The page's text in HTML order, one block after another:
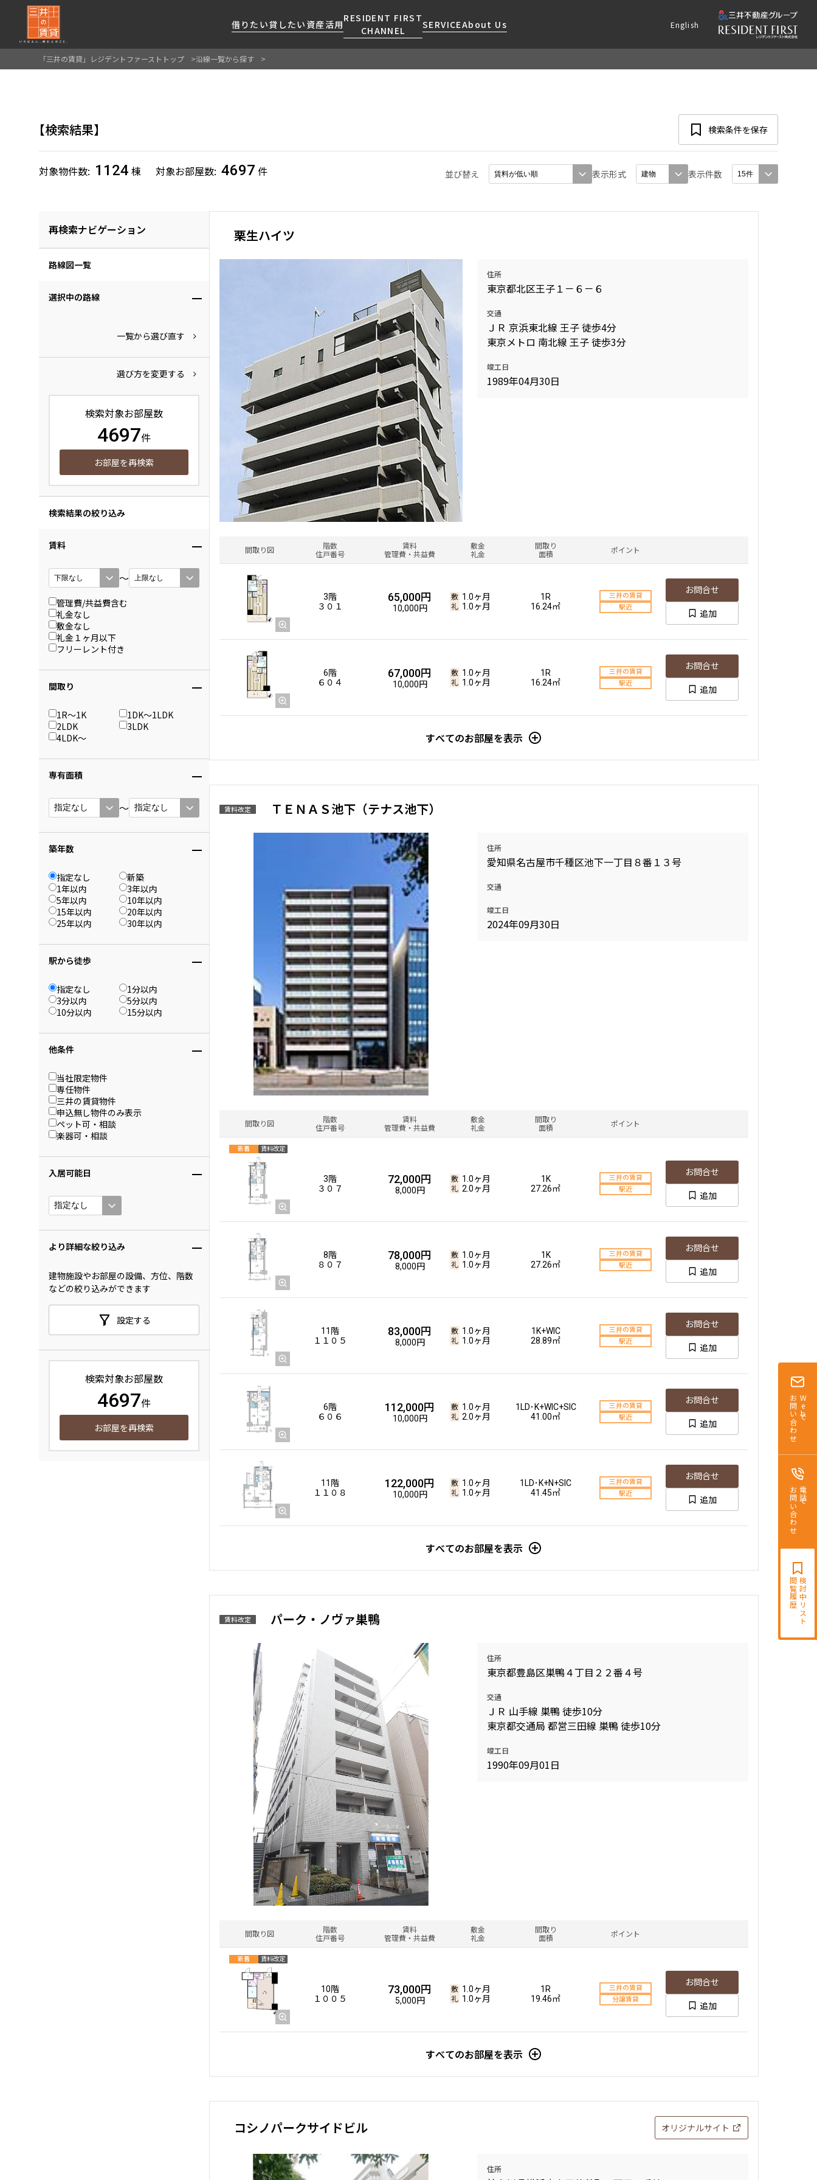
借りたい貸したい 資産活用
RESIDENT FIRST
CHANNEL
SERVICEAbout Us
ご提供するサービスをご紹介します
くご提案します
当社限定(港区・渋谷区)
フリーレント
ペット可
コンシェルジュ付き
ブランドマンション
最適なプランをご提案します
ご相談も承ります
各種サービスをご紹介します
よくあるご質問
【仲介会社様向け】当社仲介
English
Webで
お問い合わせ
電話で
お問い合わせ
検討中リスト
閲覧履歴
「三井の賃貸」レジデントファーストトップ 沿線一覧から探す
検索結果 検索条件を保存
対象物件数 1124 棟 対象お部屋数 4697 件 並び替え 表示形式 表示件数
再検索ナビゲーション
路線図一覧
選択中の路線
一覧から選び直す
選び方を変更する
検索対象お部屋数
4697件
お部屋を再検索
検索結果の絞り込み
賃料
〜
管理費/共益費含む
礼金なし
敷金なし
礼金１ヶ月以下
フリーレント付き
間取り
1R〜1K
1DK〜1LDK
2LDK
3LDK
4LDK〜
専有面積
〜
築年数
指定なし
新築
1年以内
3年以内
5年以内
10年以内
15年以内
20年以内
25年以内
30年以内
駅から徒歩
指定なし
1分以内
3分以内
5分以内
10分以内
15分以内
他条件
当社限定物件
専任物件
三井の賃貸物件
申込無し物件のみ表示
ペット可・相談
楽器可・相談
入居可能日
より詳細な絞り込み
建物施設やお部屋の設備、方位、階数
などの絞り込みができます
設定する
検索対象お部屋数
4697件
お部屋を再検索
栗生ハイツ
住所
東京都北区王子１－６－６
交通
ＪＲ 京浜東北線 王子 徒歩4分
東京メトロ 南北線 王子 徒歩3分
竣工日
1989年04月30日
間取り図
階数
住戸番号
賃料
管理費・共益費
敷金
礼金
間取り
面積
ポイント
3階
３０１
65,000円
10,000円
1.0ヶ月
1.0ヶ月
1R
16.24㎡
三井の賃貸
駅近
お問合せ
追加
6階
６０４
67,000円
10,000円
1.0ヶ月
1.0ヶ月
1R
16.24㎡
三井の賃貸
駅近
お問合せ
追加
すべてのお部屋を表示
賃料改定 ＴＥＮＡＳ池下（テナス池下）
住所
愛知県名古屋市千種区池下一丁目８番１３号
交通
竣工日
2024年09月30日
間取り図
階数
住戸番号
賃料
管理費・共益費
敷金
礼金
間取り
面積
ポイント
新着 賃料改定
3階
３０７
72,000円
8,000円
1.0ヶ月
2.0ヶ月
1K
27.26㎡
三井の賃貸
駅近
お問合せ
追加
8階
８０７
78,000円
8,000円
1.0ヶ月
1.0ヶ月
1K
27.26㎡
三井の賃貸
駅近
お問合せ
追加
11階
１１０５
83,000円
8,000円
1.0ヶ月
1.0ヶ月
1K+WIC
28.89㎡
三井の賃貸
駅近
お問合せ
追加
6階
６０６
112,000円
10,000円
1.0ヶ月
2.0ヶ月
1LD･K+WIC+SIC
41.00㎡
三井の賃貸
駅近
お問合せ
追加
11階
１１０８
122,000円
10,000円
1.0ヶ月
1.0ヶ月
1LD･K+N+SIC
41.45㎡
三井の賃貸
駅近
お問合せ
追加
すべてのお部屋を表示
賃料改定 パーク・ノヴァ巣鴨
住所
東京都豊島区巣鴨４丁目２２番４号
交通
ＪＲ 山手線 巣鴨 徒歩10分
東京都交通局 都営三田線 巣鴨 徒歩10分
竣工日
1990年09月01日
間取り図
階数
住戸番号
賃料
管理費・共益費
敷金
礼金
間取り
面積
ポイント
新着 賃料改定
10階
１００５
73,000円
5,000円
1.0ヶ月
1.0ヶ月
1R
19.46㎡
三井の賃貸
分譲賃貸
お問合せ
追加
すべてのお部屋を表示
コシノパークサイドビル オリジナルサイト
住所